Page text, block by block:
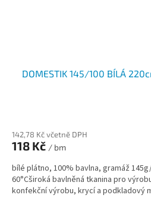
DOMESTIK 145/100 BÍLÁ
142,78 Kč včetně DPH
118 Kč / bm
bílé plátno, 100% bavlna, gramáž
60°Cširoká bavlněná tkanina pro
konfekční výrobu, krycí a podkladový